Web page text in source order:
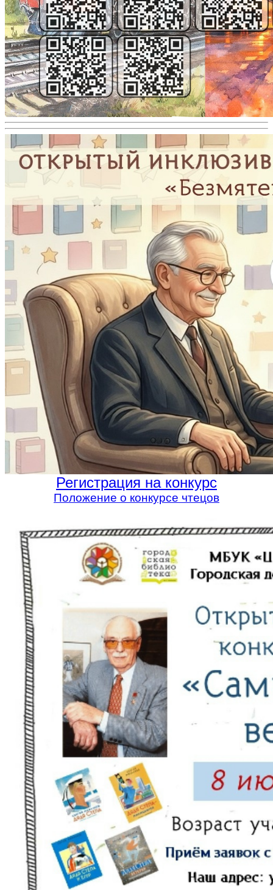
Регистрация на конкурс
Положение о конкурсе чтецов